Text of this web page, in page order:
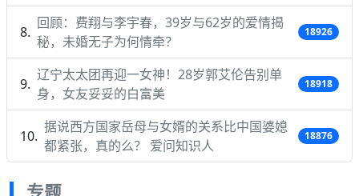
回顾：费翔与李宇春，39岁与62岁的爱情揭
秘，未婚无子为何情牵？
18926
辽宁太太团再迎一女神！28岁郭艾伦告别单
身，女友妥妥的白富美
18918
据说西方国家岳母与女婿的关系比中国婆媳
都紧张，真的么？ 爱问知识人
18876